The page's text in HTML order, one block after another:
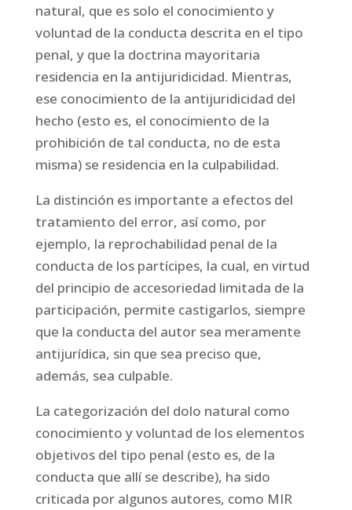
natural, que es solo el conocimiento y
voluntad de la conducta descrita en el tipo
penal, y que la doctrina mayoritaria
residencia en la antijuridicidad. Mientras,
ese conocimiento de la antijuridicidad del
hecho (esto es, el conocimiento de la
prohibición de tal conducta, no de esta
misma) se residencia en la culpabilidad.
La distinción es importante a efectos del
tratamiento del error, así como, por
ejemplo, la reprochabilidad penal de la
conducta de los partícipes, la cual, en virtud
del principio de accesoriedad limitada de la
participación, permite castigarlos, siempre
que la conducta del autor sea meramente
antijurídica, sin que sea preciso que,
además, sea culpable.
La categorización del dolo natural como
conocimiento y voluntad de los elementos
objetivos del tipo penal (esto es, de la
conducta que allí se describe), ha sido
criticada por algunos autores, como MIR